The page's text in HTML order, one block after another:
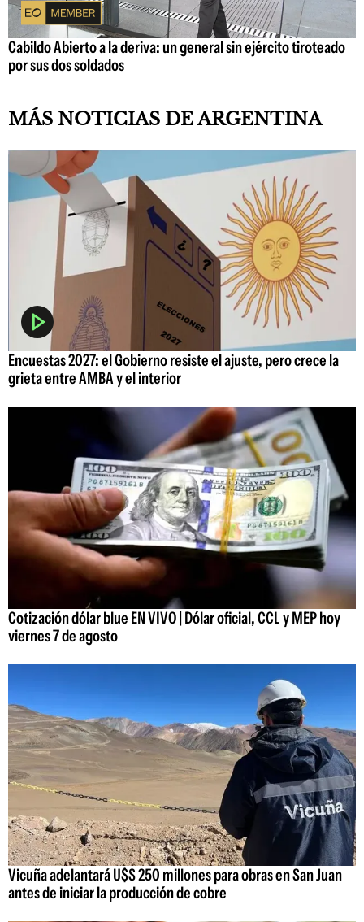
Cabildo Abierto a la deriva: un general sin ejército tiroteado
por sus dos soldados
MÁS NOTICIAS DE ARGENTINA
Encuestas 2027: el Gobierno resiste el ajuste, pero crece la
grieta entre AMBA y el interior
Cotización dólar blue EN VIVO | Dólar oficial, CCL y MEP hoy
viernes 7 de agosto
Vicuña adelantará U$S 250 millones para obras en San Juan
antes de iniciar la producción de cobre